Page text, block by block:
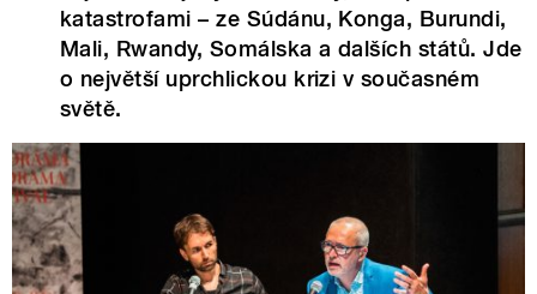
katastrofami – ze Súdánu, Konga, Burundi,
Mali, Rwandy, Somálska a dalších států. Jde
o největší uprchlickou krizi v současném
světě.